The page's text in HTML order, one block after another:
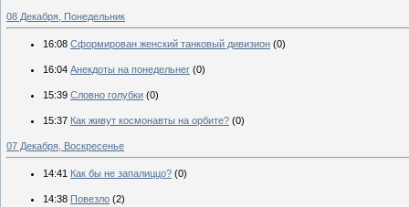
08 Декабря, Понедельник
16:08 Сформирован женский танковый дивизион (0)
16:04 Анекдоты на понедельнег (0)
15:39 Словно голубки (0)
15:37 Как живут космонавты на орбите? (0)
07 Декабря, Воскресенье
14:41 Как бы не запалиццо? (0)
14:38 Повезло (2)